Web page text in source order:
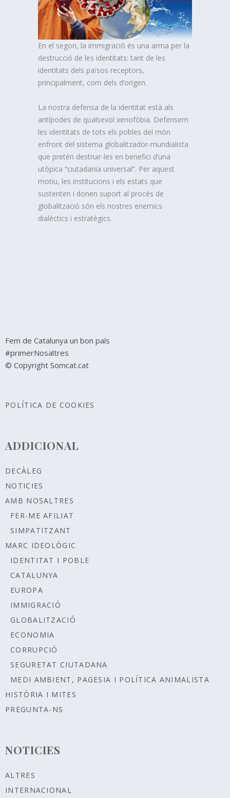
En el segon, la immigració és una arma per la
destrucció de les identitats: tant de les
identitats dels països receptors,
principalment, com dels d’origen.
La nostra defensa de la identitat està als
antípodes de qualsevol xenofòbia. Defensem
les identitats de tots els pobles del món
enfront del sistema globalitzador-mundialista
que pretén destruir-les en benefici d’una
utòpica “ciutadania universal”. Per aquest
motiu, les institucions i els estats que
sustenten i donen suport al procés de
globalització són els nostres enemics
dialèctics i estratègics.
Fem de Catalunya un bon país
#primerNosaltres
© Copyright Somcat.cat
POLÍTICA DE COOKIES
ADDICIONAL
DECÀLEG
NOTICIES
AMB NOSALTRES
FER-ME AFILIAT
SIMPATITZANT
MARC IDEOLÒGIC
IDENTITAT I POBLE
CATALUNYA
EUROPA
IMMIGRACIÓ
GLOBALITZACIÓ
ECONOMIA
CORRUPCIÓ
SEGURETAT CIUTADANA
MEDI AMBIENT, PAGESIA I POLÍTICA ANIMALISTA
HISTÒRIA I MITES
PREGUNTA-NS
NOTICIES
ALTRES
INTERNACIONAL